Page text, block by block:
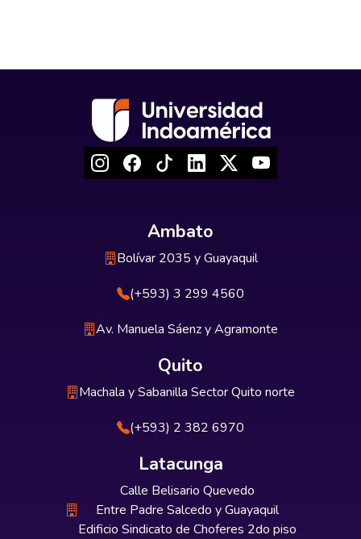
Ambato
Bolívar 2035 y Guayaquil
(+593) 3 299 4560
Av. Manuela Sáenz y Agramonte
Quito
Machala y Sabanilla Sector Quito norte
(+593) 2 382 6970
Latacunga
Calle Belisario Quevedo
Entre Padre Salcedo y Guayaquil
Edificio Sindicato de Choferes 2do piso